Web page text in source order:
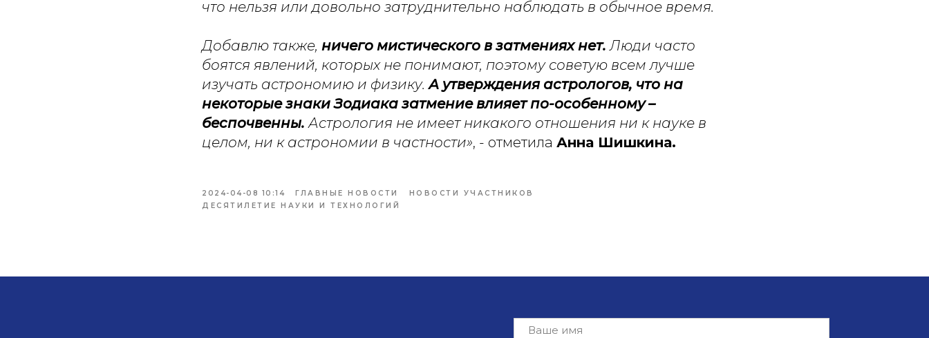
что нельзя или довольно затруднительно наблюдать в обычное время.
Добавлю также, ничего мистического в затмениях нет. Люди часто
боятся явлений, которых не понимают, поэтому советую всем лучше
изучать астрономию и физику.А утверждения астрологов, что на
некоторые знаки Зодиака затмение влияет по-особенному –
беспочвенны. Астрология не имеет никакого отношения ни к науке в
целом, ни к астрономии в частности», - отметила Анна Шишкина.
2024-04-08 10:14 ГЛАВНЫЕ НОВОСТИ
НОВОСТИ УЧАСТНИКОВ
ДЕСЯТИЛЕТИЕ НАУКИ И ТЕХНОЛОГИЙ